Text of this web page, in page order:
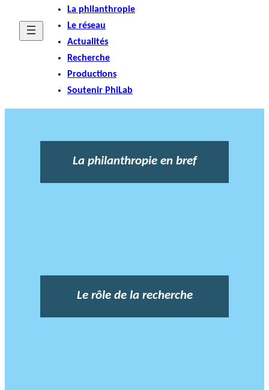
La philanthropie
Le réseau
Actualités
Recherche
Productions
Soutenir PhiLab
La philanthropie en bref
Le rôle de la recherche